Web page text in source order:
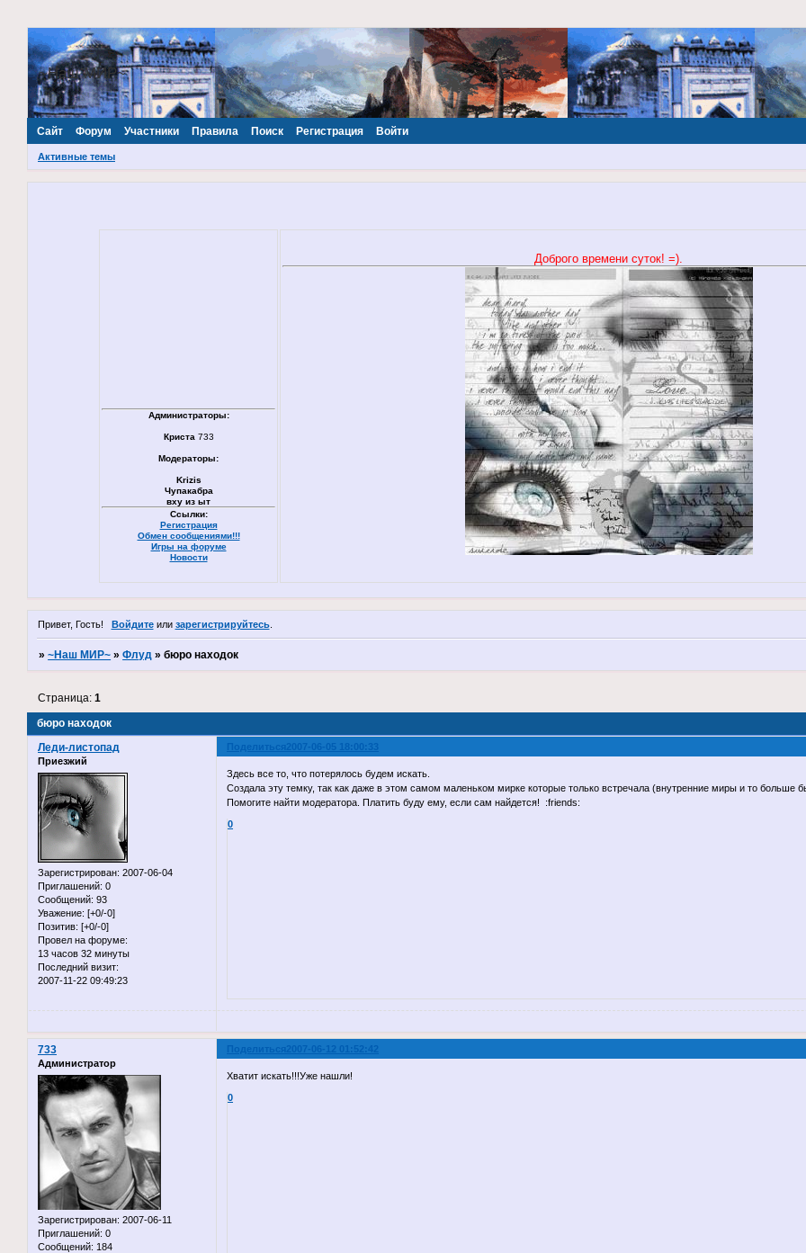
~Наш МИР~
Сайт Форум Участники Правила Поиск Регистрация Войти
Активные темы
Администраторы:
Криста 733
Модераторы:
Krizis
Чупакабра
вху из ыт
Ссылки:
Регистрация
Обмен сообщениями!!!
Игры на форуме
Новости
Доброго времени суток! =).
Привет, Гость! Войдитеили зарегистрируйтесь.
»~Наш МИР~ »Флуд »бюро находок
бюро находок
Страница:1
Поделиться2007-06-05 18:00:33
Леди-листопад
Приезжий
Зарегистрирован: 2007-06-04
Приглашений: 0
Сообщений: 93
Уважение: [+0/-0]
Позитив: [+0/-0]
Провел на форуме:
13 часов 32 минуты
Последний визит:
2007-11-22 09:49:23
Здесь все то, что потерялось будем искать.
Создала эту темку, так как даже в этом самом маленьком мирке которые только встречала (внутренние миры и то
Помогите найти модератора. Платить буду ему, если сам найдется! :friends:
0
Поделиться2007-06-12 01:52:42
733
Администратор
Зарегистрирован: 2007-06-11
Приглашений: 0
Сообщений: 184
Хватит искать!!!Уже нашли!
0